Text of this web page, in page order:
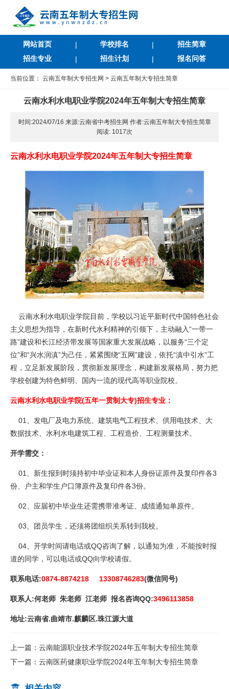
网站首页 | 学校排名 |
招生简章
招生专业
| 招生计划 | 报名问答
当前位置： 云南五年制大专招生网 > 云南五年制大专招生简章
云南水利水电职业学院2024年五年制大专招生简章
时间:2024/07/16 来源:云南省中考招生网 作者:云南五年制大专招生简章
阅读: 1017次
云南水利水电职业学院2024年五年制大专招生简章
云南水利水电职业学院目前，学校以习近平新时代中国特色社会
主义思想为指导，在新时代水利精神的引领下，主动融入“一带一
路”建设和长江经济带发展等国家重大发展战略，以服务“三个定
位”和“兴水润滇”为己任，紧紧围绕“五网”建设，依托“滇中引水”工
程，立足新发展阶段，贯彻新发展理念，构建新发展格局，努力把
学校创建为特色鲜明、国内一流的现代高等职业院校。
云南水利水电职业学院(五年一贯制大专)招生专业：
01、发电厂及电力系统、建筑电气工程技术、供用电技术、大
数据技术、水利水电建筑工程、工程造价、工程测量技术。
开学需交：
01、新生报到时须持初中毕业证和本人身份证原件及复印件各3
份、户主和学生户口簿原件及复印件各3份。
02、应届初中毕业生还需携带准考证、成绩通知单原件。
03、团员学生，还须将团组织关系转到我校。
04、开学时间请电话或QQ咨询了解，以通知为准，不能按时报
道的同学，可以电话或QQ向学校请假。
联系电话:0874-8874218 13308746283(微信同号)
联系人:何老师 朱老师 江老师 报名咨询QQ:3496113858
地址:云南省.曲靖市.麒麟区.珠江源大道
上一篇：云南能源职业技术学院2024年五年制大专招生简章
下一篇：云南医药健康职业学院2024年五年制大专招生简章